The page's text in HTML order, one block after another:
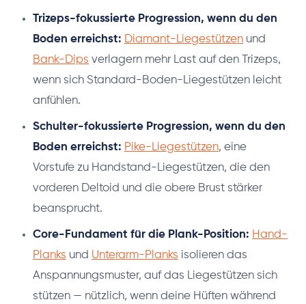
Trizeps-fokussierte Progression, wenn du den
Boden erreichst: Diamant-Liegestützen und
Bank-Dips verlagern mehr Last auf den Trizeps,
wenn sich Standard-Boden-Liegestützen leicht
anfühlen.
Schulter-fokussierte Progression, wenn du den
Boden erreichst: Pike-Liegestützen, eine
Vorstufe zu Handstand-Liegestützen, die den
vorderen Deltoid und die obere Brust stärker
beansprucht.
Core-Fundament für die Plank-Position: Hand-
Planks und Unterarm-Planks isolieren das
Anspannungsmuster, auf das Liegestützen sich
stützen — nützlich, wenn deine Hüften während